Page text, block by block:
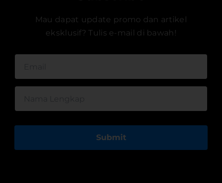
Mau dapat update promo dan artikel
eksklusif? Tulis e-mail di bawah!
Submit